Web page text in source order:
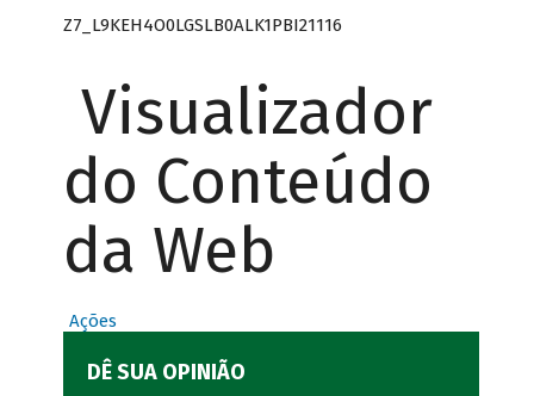
Z7_L9KEH4O0LGSLB0ALK1PBI21116
Visualizador
do Conteúdo
da Web
Ações
DÊ SUA OPINIÃO